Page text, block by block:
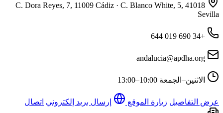
C. Dora Reyes, 7, 11009 Cádiz · C. Blanco White, 5, 41018
Sevilla
+34 690 019 644
andalucia@apdha.org
الاثنين–الجمعة 10:00–13:00
عرض التفاصيل زيارة الموقع إرسال بريد إلكتروني اتصال